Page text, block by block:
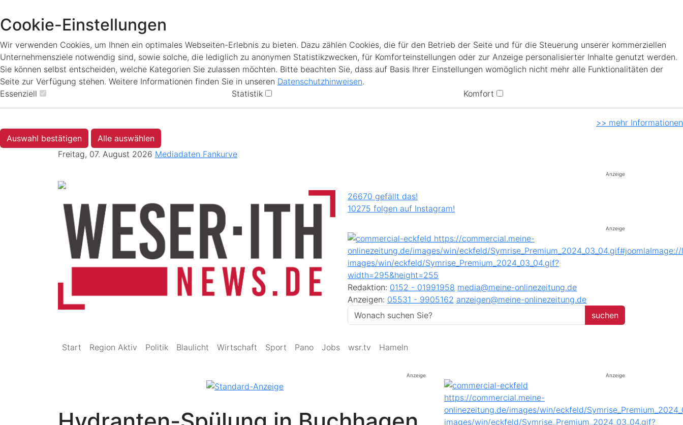
Cookie-Einstellungen
Wir verwenden Cookies, um Ihnen ein optimales Webseiten-Erlebnis zu bieten. Dazu zählen Cookies, die für den Betrieb der Seite und für die Steuerung unserer kommerziellen
Unternehmensziele notwendig sind, sowie solche, die lediglich zu anonymen Statistikzwecken, für Komforteinstellungen oder zur Anzeige personalisierter Inhalte genutzt werden.
Sie können selbst entscheiden, welche Kategorien Sie zulassen möchten. Bitte beachten Sie, dass auf Basis Ihrer Einstellungen womöglich nicht mehr alle Funktionalitäten der
Seite zur Verfügung stehen. Weitere Informationen finden Sie in unseren Datenschutzhinweisen.
Essenziell
Statistik Komfort
>> mehr Informationen
Auswahl bestätigen
Alle auswählen
Freitag, 07. August 2026 Mediadaten Fankurve
Anzeige
26670 gefällt das!
10275 folgen auf Instagram!
Anzeige
Redaktion: 0152 - 01991958 media@meine-onlinezeitung.de
Anzeigen: 05531 - 9905162 anzeigen@meine-onlinezeitung.de
Start Region Aktiv Politik Blaulicht Wirtschaft Sport Pano Jobs wsr.tv Hameln
Anzeige Anzeige